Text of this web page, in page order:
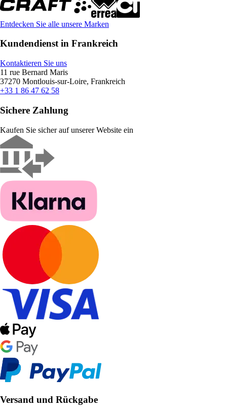
Entdecken Sie alle unsere Marken
Kundendienst in Frankreich
Kontaktieren Sie uns
11 rue Bernard Maris
37270 Montlouis-sur-Loire, Frankreich
+33 1 86 47 62 58
Sichere Zahlung
Kaufen Sie sicher auf unserer Website ein
Versand und Rückgabe